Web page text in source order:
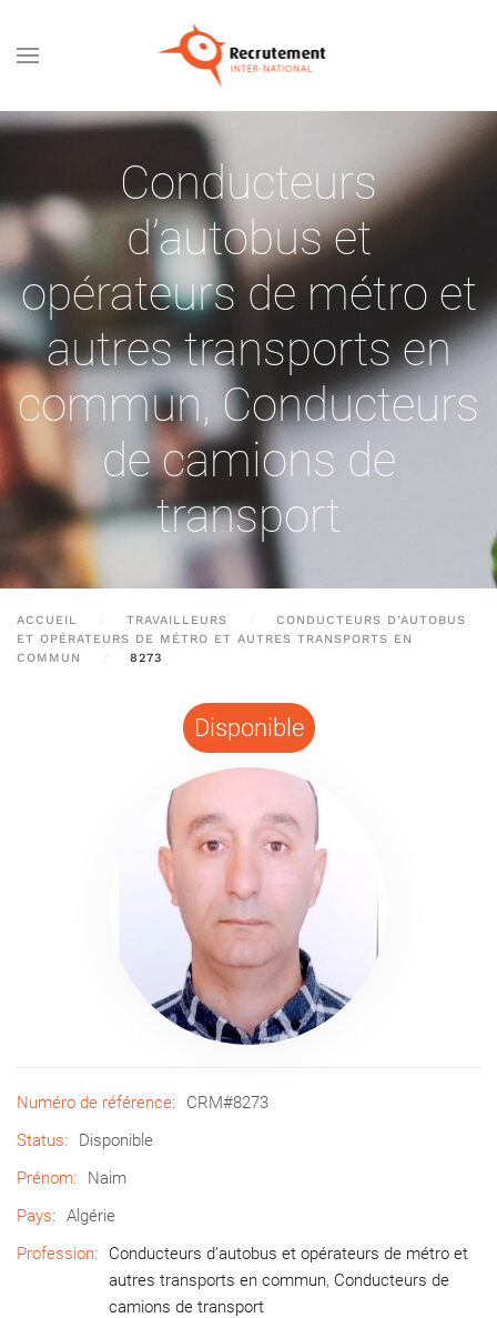
Passer au contenu principal
Conducteurs
d’autobus et
opérateurs de métro et
autres transports en
commun, Conducteurs
de camions de
transport
ACCUEIL TRAVAILLEURS
CONDUCTEURS D’AUTOBUS
ET OPÉRATEURS DE MÉTRO ET AUTRES TRANSPORTS EN
COMMUN
8273
Disponible
Numéro de référence:
CRM#8273
Status:
Disponible
Prénom:
Naim
Pays:
Algérie
Profession:
Conducteurs d’autobus et opérateurs de métro et
autres transports en commun, Conducteurs de
camions de transport